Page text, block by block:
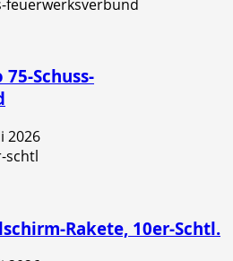
Schuss-
2026
Rakete, 10er-Schtl.